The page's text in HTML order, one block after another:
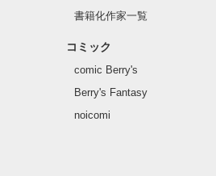
書籍化作家一覧
コミック
comic Berry's
Berry's Fantasy
noicomi